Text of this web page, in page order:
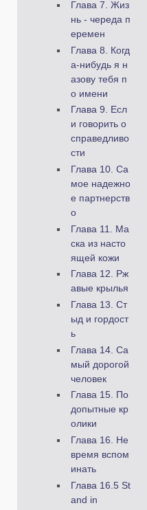
Глава 7. Жиз
нь - череда п
еремен
Глава 8. Когд
а-нибудь я н
азову тебя п
о имени
Глава 9. Есл
и говорить о
справедливо
сти
Глава 10. Са
мое надежно
е партнерств
о
Глава 11. Ма
ска из насто
ящей кожи
Глава 12. Рж
авые крылья
Глава 13. Ст
ыд и гордост
ь
Глава 14. Са
мый дорогой
человек
Глава 15. По
допытные кр
олики
Глава 16. Не
время вспом
инать
Глава 16.5 St
and in